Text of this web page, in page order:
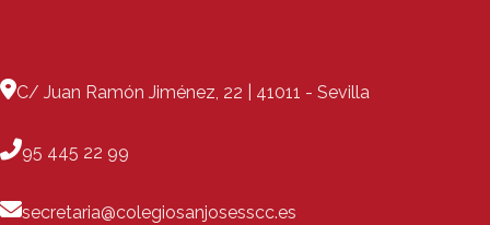
C/ Juan Ramón Jiménez, 22 | 41011 - Sevilla
95 445 22 99
secretaria@colegiosanjosesscc.es